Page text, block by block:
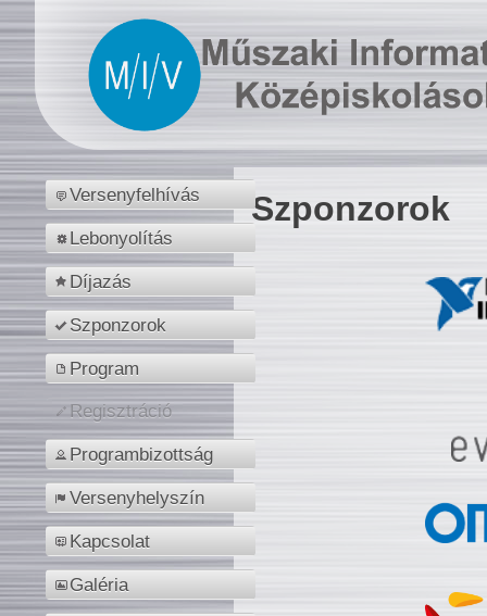
Versenyfelhívás
Lebonyolítás
Díjazás
Szponzorok
Program
Regisztráció
Programbizottság
Versenyhelyszín
Kapcsolat
Galéria
Szponzorok